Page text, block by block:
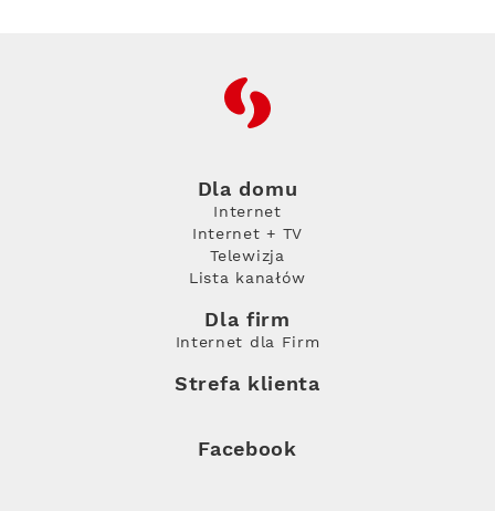
RFC
Dla domu
Internet
Internet + TV
Telewizja
Lista kanałów
Dla firm
Internet dla Firm
Strefa klienta
Facebook